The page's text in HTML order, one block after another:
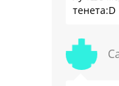
тенета:D